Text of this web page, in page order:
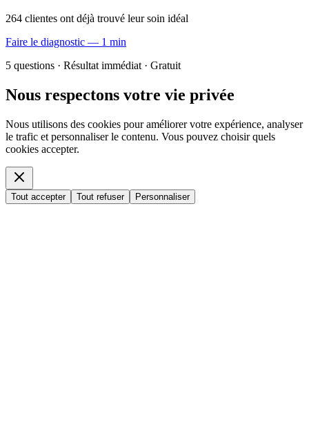
264 clientes ont déjà trouvé leur soin idéal
Faire le diagnostic — 1 min
5 questions · Résultat immédiat · Gratuit
Nous respectons votre vie privée
Nous utilisons des cookies pour améliorer votre expérience, analyser
le trafic et personnaliser le contenu. Vous pouvez choisir quels
cookies accepter.
Tout accepter Tout refuser Personnaliser